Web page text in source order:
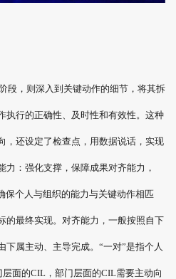
，则深入到关键动作的细节，将其拆
执行的正确性、及时性和有效性。这种
，还设定了检查点，用数据说话，实现
力：强化支撑，保障成果对齐能力，
保个人与组织的能力与关键动作相匹
的最终实现。对齐能力，一般按照自下
属主动、主导完成。“一对”是指个人
面的CIL，部门层面的CIL需要主动向